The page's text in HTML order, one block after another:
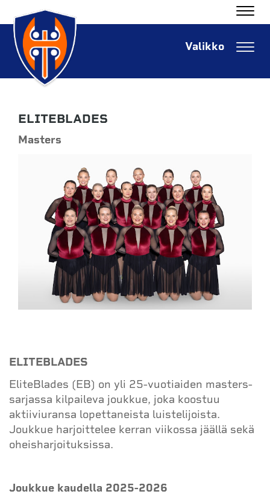
ELITEBLADES
​​​​​​​Masters
ELITEBLADES
EliteBlades (EB) on yli 25-vuotiaiden masters-
sarjassa kilpaileva joukkue, joka koostuu
aktiiviuransa lopettaneista luistelijoista.
Joukkue harjoittelee kerran viikossa jäällä sekä
oheisharjoituksissa.
Joukkue kaudella 2025-2026